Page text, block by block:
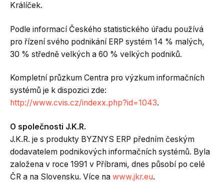
Králíček.
Podle informací Českého statistického úřadu používá
pro řízení svého podnikání ERP systém 14 % malých,
30 % středně velkých a 60 % velkých podniků.
Kompletní průzkum Centra pro výzkum informačních
systémů je k dispozici zde:
http://www.cvis.cz/indexx.php?id=1043.
O společnosti J.K.R.
J.K.R. je s produkty BYZNYS ERP předním českým
dodavatelem podnikových informačních systémů. Byla
založena v roce 1991 v Příbrami, dnes působí po celé
ČR a na Slovensku. Více na www.jkr.eu.